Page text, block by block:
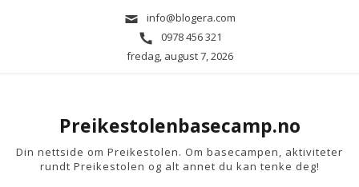
info@blogera.com
0978 456 321
fredag, august 7, 2026
Preikestolenbasecamp.no
Din nettside om Preikestolen. Om basecampen, aktiviteter
rundt Preikestolen og alt annet du kan tenke deg!